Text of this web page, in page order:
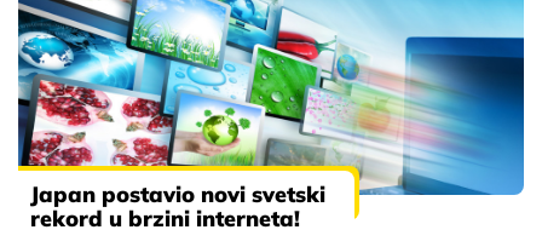
Japan postavio novi svetski
rekord u brzini interneta!